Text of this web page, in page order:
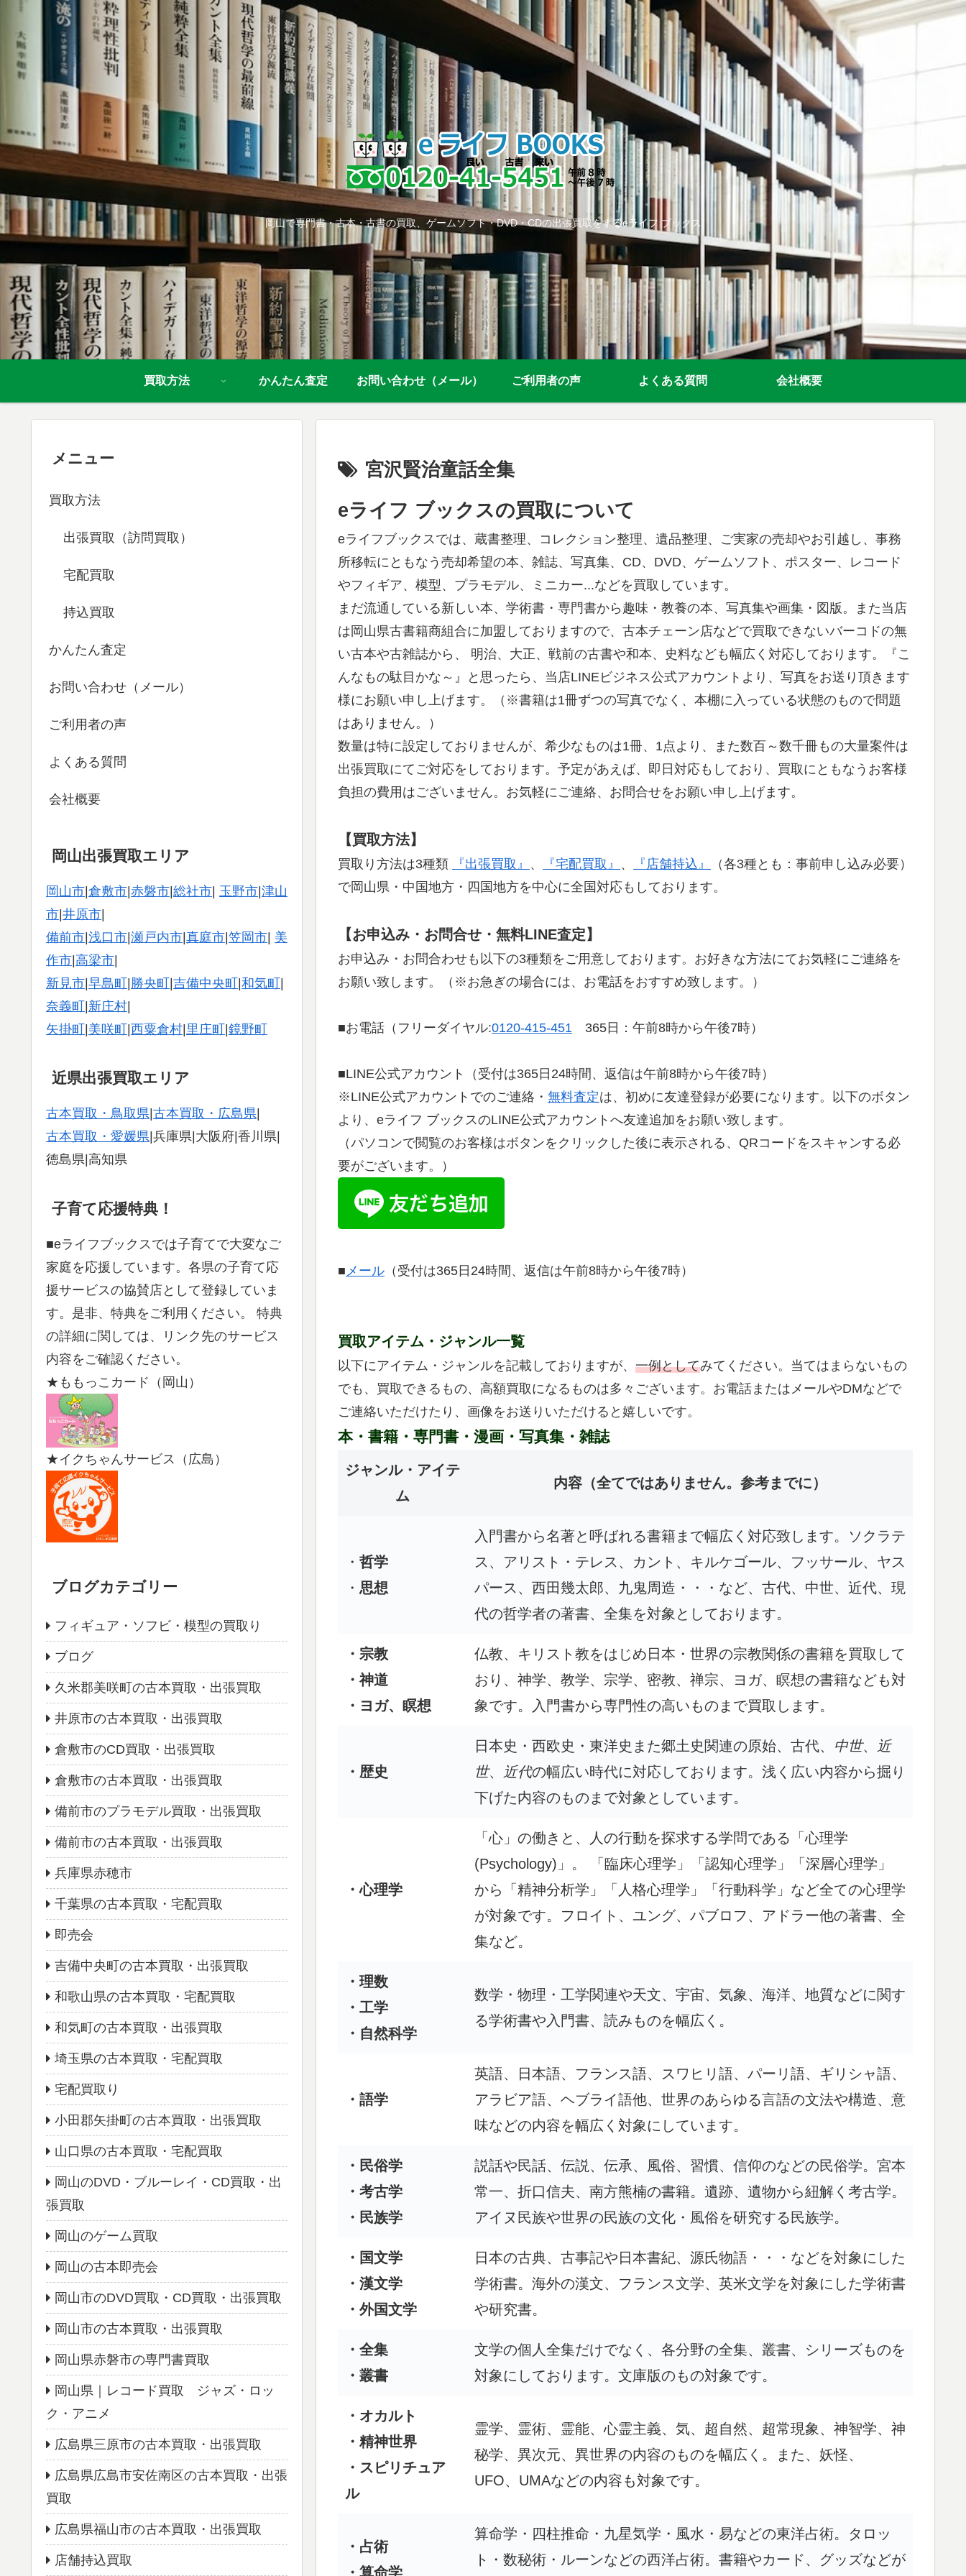
岡山で専門書・古本・古書の買取、ゲームソフト・DVD・CDの出張買取をするeライフ ブックス
買取方法 かんたん査定 お問い合わせ（メール） ご利用者の声 よくある質問 会社概要
宮沢賢治童話全集
eライフ ブックスの買取について
eライフブックスでは、蔵書整理、コレクション整理、遺品整理、ご実家の売却やお引越し、事務
所移転にともなう売却希望の本、雑誌、写真集、CD、DVD、ゲームソフト、ポスター、レコード
やフィギア、模型、プラモデル、ミニカー...などを買取しています。
まだ流通している新しい本、学術書・専門書から趣味・教養の本、写真集や画集・図版。また当店
は岡山県古書籍商組合に加盟しておりますので、古本チェーン店などで買取できないバーコドの無
い古本や古雑誌から、 明治、大正、戦前の古書や和本、史料なども幅広く対応しております。『こ
んなもの駄目かな～』と思ったら、当店LINEビジネス公式アカウントより、写真をお送り頂きます
様にお願い申し上げます。（※書籍は1冊ずつの写真でなく、本棚に入っている状態のもので問題
はありません。）
数量は特に設定しておりませんが、希少なものは1冊、1点より、また数百～数千冊もの大量案件は
出張買取にてご対応をしております。予定があえば、即日対応もしており、買取にともなうお客様
負担の費用はございません。お気軽にご連絡、お問合せをお願い申し上げます。
【買取方法】
買取り方法は3種類 『出張買取』 、 『宅配買取』 、 『店舗持込』
（各3種とも：事前申し込み必要）
で岡山県・中国地方・四国地方を中心に全国対応もしております。
【お申込み・お問合せ・無料LINE査定】
お申込み・お問合わせも以下の3種類をご用意しております。お好きな方法にてお気軽にご連絡を
お願い致します。（※お急ぎの場合には、お電話をおすすめ致します。）
■お電話（フリーダイヤル:0120-415-451 365日：午前8時から午後7時）
■LINE公式アカウント（受付は365日24時間、返信は午前8時から午後7時）
※LINE公式アカウントでのご連絡・ 無料査定は、初めに友達登録が必要になります。以下のボタン
より、eライフ ブックスのLINE公式アカウントへ友達追加をお願い致します。
（パソコンで閲覧のお客様はボタンをクリックした後に表示される、QRコードをスキャンする必
要がございます。）
■メール （受付は365日24時間、返信は午前8時から午後7時）
買取アイテム・ジャンル一覧
以下にアイテム・ジャンルを記載しておりますが、 一例としてみてください。当てはまらないもの
でも、買取できるもの、高額買取になるものは多々ございます。お電話またはメールやDMなどで
ご連絡いただけたり、画像をお送りいただけると嬉しいです。
本・書籍・専門書・漫画・写真集・雑誌
ジャンル・アイテ
ム
内容 （全てではありません。参考までに）
・ 哲学
・ 思想
入門書から名著と呼ばれる書籍まで幅広く対応致します。ソクラテ
ス、アリスト・テレス、カント、キルケゴール、フッサール、ヤス
パース、西田幾太郎、九鬼周造・・・など、古代、中世、近代、現
代の哲学者の著書、全集を対象としております。
・宗教
・神道
・ヨガ、瞑想
仏教、キリスト教をはじめ日本・世界の宗教関係の書籍を買取して
おり、神学、教学、宗学、密教、禅宗、ヨガ、瞑想の書籍なども対
象です。入門書から専門性の高いものまで買取します。
・歴史
日本史・西欧史・東洋史また郷土史関連の原始、古代、 中世、
近
世、 近代の幅広い時代に対応しております。浅く広い内容から掘り
下げた内容のものまで対象としています。
・心理学
「心」の働きと、人の行動を探求する学問である「心理学
(Psychology)」。 「臨床心理学」「認知心理学」「深層心理学」
から「精神分析学」「人格心理学」「行動科学」など全ての心理学
が対象です。フロイト、ユング、パブロフ、アドラー他の著書、全
集など。
・理数
・工学
・自然科学
数学・物理・工学関連や天文、宇宙、気象、海洋、地質などに関す
る学術書や入門書、読みものを幅広く。
・語学
英語、日本語、フランス語、スワヒリ語、パーリ語、ギリシャ語、
アラビア語、ヘブライ語他、世界のあらゆる言語の文法や構造、意
味などの内容を幅広く対象にしています。
・民俗学
・考古学
・民族学
説話や民話、伝説、伝承、風俗、習慣、信仰のなどの民俗学。宮本
常一、折口信夫、南方熊楠の書籍。遺跡、遺物から紐解く考古学。
アイヌ民族や世界の民族の文化・風俗を研究する民族学。
・国文学
・漢文学
・外国文学
日本の古典、古事記や日本書紀、源氏物語・・・などを対象にした
学術書。海外の漢文、フランス文学、英米文学を対象にした学術書
や研究書。
・全集
・叢書
文学の個人全集だけでなく、各分野の全集、叢書、シリーズものを
対象にしております。文庫版のもの対象です。
・オカルト
・精神世界
・スピリチュア
ル
霊学、霊術、霊能、心霊主義、気、超自然、超常現象、神智学、神
秘学、異次元、異世界の内容のものを幅広く。また、妖怪、
UFO、UMAなどの内容も対象です。
・占術
・算命学
算命学・四柱推命・九星気学・風水・易などの東洋占術。タロッ
ト・数秘術・ルーンなどの西洋占術。書籍やカード、グッズなどが
メニュー
買取方法
出張買取（訪問買取）
宅配買取
持込買取
かんたん査定
お問い合わせ（メール）
ご利用者の声
よくある質問
会社概要
岡山出張買取エリア
岡山市|倉敷市|赤磐市|総社市| 玉野市|津山
市|井原市|
備前市|浅口市|瀬戸内市|真庭市|笠岡市| 美
作市|高梁市|
新見市|早島町| 勝央町|吉備中央町|和気町|
奈義町|新庄村|
矢掛町|美咲町|西粟倉村| 里庄町|鏡野町
近県出張買取エリア
古本買取・鳥取県 古本買取・広島県
古本買取・愛媛県 |兵庫県|大阪府|香川県|
徳島県|高知県
子育て応援特典！
■eライフブックスでは子育てで大変なご
家庭を応援しています。各県の子育て応
援サービスの協賛店として登録していま
す。是非、特典をご利用ください。 特典
の詳細に関しては、リンク先のサービス
内容をご確認ください。
★ももっこカード（岡山）
★イクちゃんサービス（広島）
ブログカテゴリー
フィギュア・ソフビ・模型の買取り
ブログ
久米郡美咲町の古本買取・出張買取
井原市の古本買取・出張買取
倉敷市のCD買取・出張買取
倉敷市の古本買取・出張買取
備前市のプラモデル買取・出張買取
備前市の古本買取・出張買取
兵庫県赤穂市
千葉県の古本買取・宅配買取
即売会
吉備中央町の古本買取・出張買取
和歌山県の古本買取・宅配買取
和気町の古本買取・出張買取
埼玉県の古本買取・宅配買取
宅配買取り
小田郡矢掛町の古本買取・出張買取
山口県の古本買取・宅配買取
岡山のDVD・ブルーレイ・CD買取・出
張買取
岡山のゲーム買取
岡山の古本即売会
岡山市のDVD買取・CD買取・出張買取
岡山市の古本買取・出張買取
岡山県赤磐市の専門書買取
岡山県｜レコード買取 ジャズ・ロッ
ク・アニメ
広島県三原市の古本買取・出張買取
広島県広島市安佐南区の古本買取・出張
買取
広島県福山市の古本買取・出張買取
店舗持込買取